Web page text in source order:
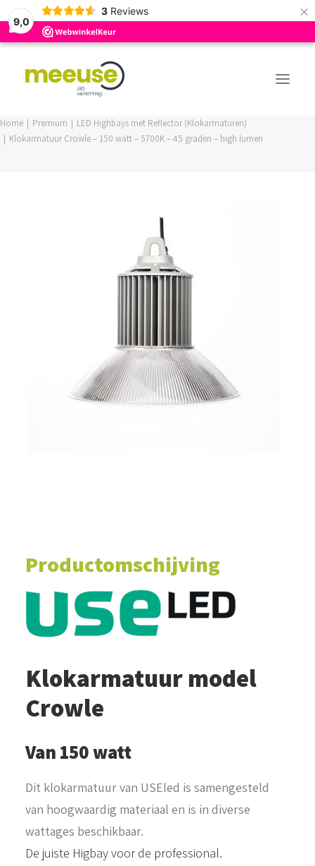
9,0
3 Reviews ×
Home Premium
LED Highbays met Reflector (Klokarmaturen)
Klokarmatuur Crowle – 150 watt – 5700K – 45 graden – high lumen
Productomschijving
Klokarmatuur model
Crowle
Van 150 watt
Dit klokarmatuur van USEled is samengesteld
van hoogwaardig materiaal en is in diverse
wattages beschikbaar.
De juiste Higbay voor de professional.